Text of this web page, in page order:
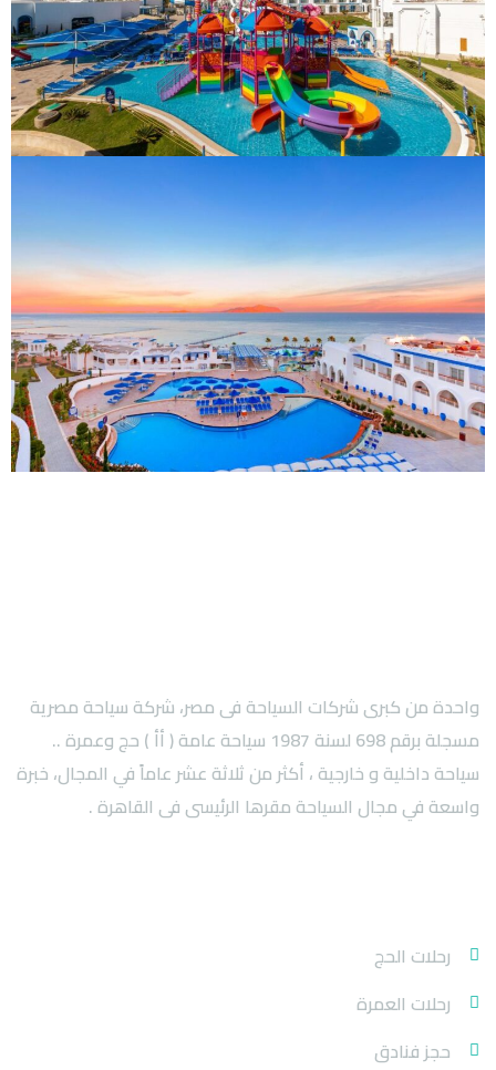
واحدة من كبرى شركات السياحة فى مصر، شركة سياحة مصرية
مسجلة برقم 698 لسنة 1987 سياحة عامة ( أأ ) حج وعمرة ..
سياحة داخلية و خارجية ، أكثر من ثلاثة عشر عاماً في المجال، خبرة
واسعة في مجال السياحة مقرها الرئيسى فى القاهرة .
رحلات الحج
رحلات العمرة
حجز فنادق